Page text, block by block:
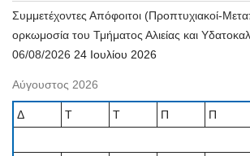
Συμμετέχοντες Απόφοιτοι (Προπτυχιακοί-
ορκωμοσία του Τμήματος Αλιείας και
06/08/2026 24 Ιουλίου 2026
Αύγουστος 2026
Δ Τ Τ Π Π